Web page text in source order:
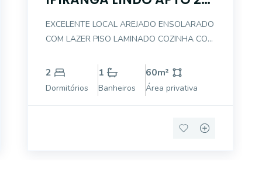
- ALUGO OU VENDO
EXCELENTE LOCAL AREJADO ENSOLARADO
COM LAZER PISO LAMINADO COZINHA COM
COM ARMÁRIOS BANHEIRO COMPLETO
COM BOX BLINDEX , GABINETE E ESPELHO
EM EXCELENTE ESTADO A Directa Imóveis
2
Dormitórios
1
Banheiros
60m²
Área privativa